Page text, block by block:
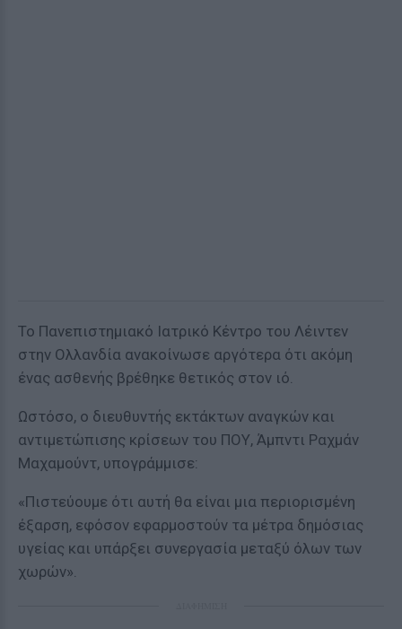
Το Πανεπιστημιακό Ιατρικό Κέντρο του Λέιντεν
στην Ολλανδία ανακοίνωσε αργότερα ότι ακόμη
ένας ασθενής βρέθηκε θετικός στον ιό.
Ωστόσο, ο διευθυντής εκτάκτων αναγκών και
αντιμετώπισης κρίσεων του ΠΟΥ, Άμπντι Ραχμάν
Μαχαμούντ, υπογράμμισε:
«Πιστεύουμε ότι αυτή θα είναι μια περιορισμένη
έξαρση, εφόσον εφαρμοστούν τα μέτρα δημόσιας
υγείας και υπάρξει συνεργασία μεταξύ όλων των
χωρών».